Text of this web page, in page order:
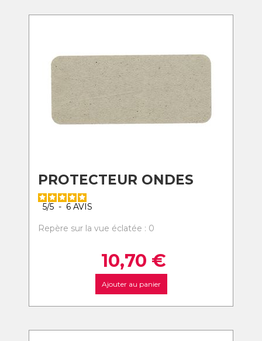
PROTECTEUR ONDES
5/5 - 6 AVIS
Repère sur la vue éclatée : 0
10,70 €
Ajouter au panier